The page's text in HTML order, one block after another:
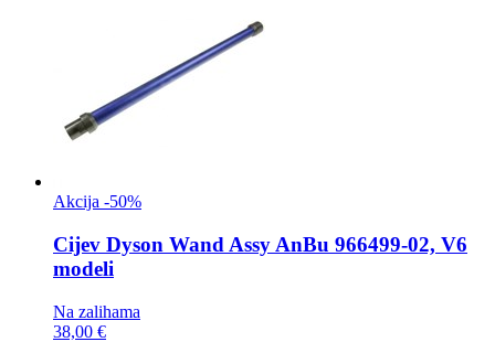
Akcija -50%
Cijev Dyson Wand Assy AnBu 966499-02, V6
modeli
Na zalihama
38,00 €